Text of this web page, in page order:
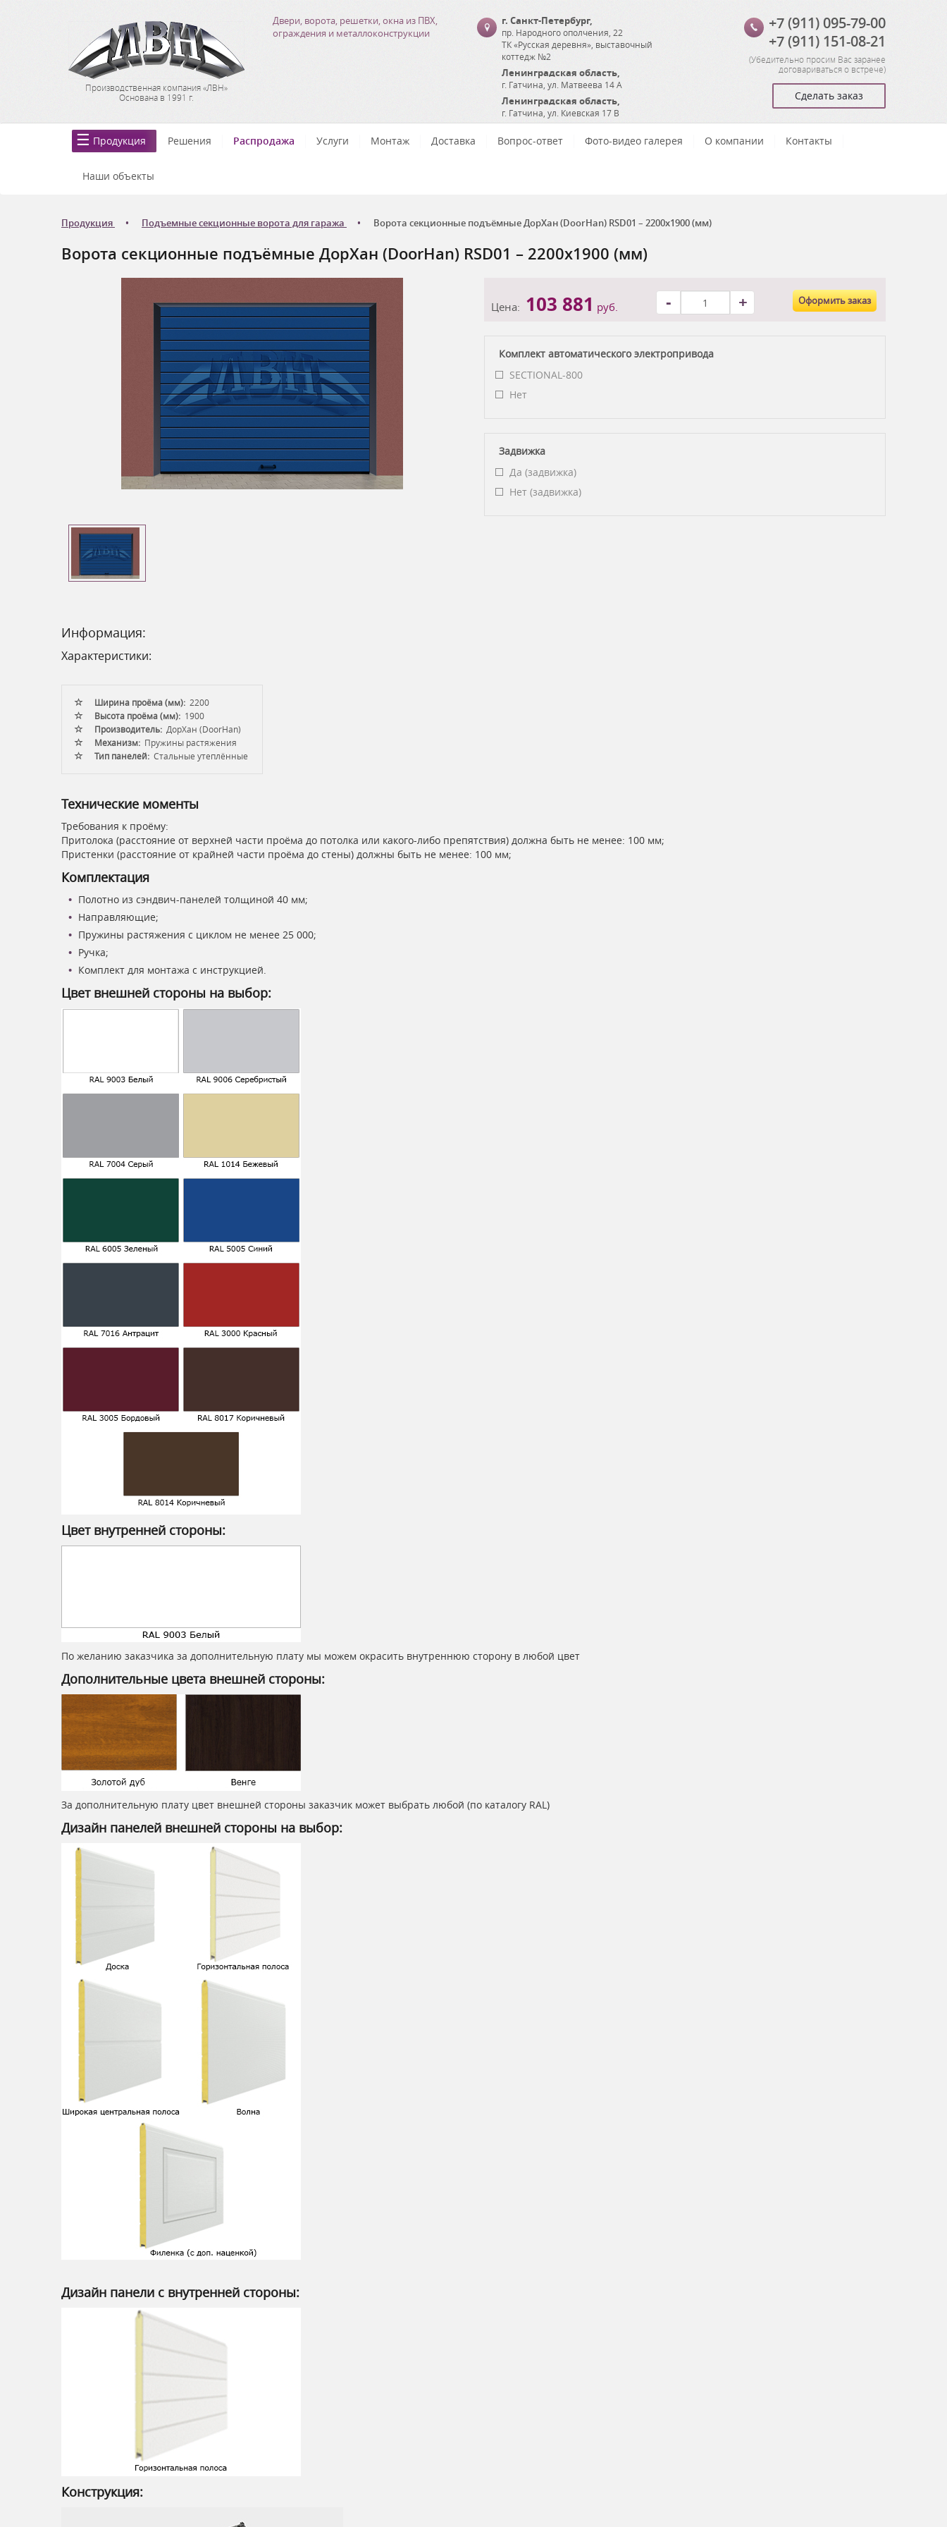
Производственная компания «ЛВН»
Основана в 1991 г.
Двери, ворота, решетки, окна из ПВХ,
ограждения и металлоконструкции
г. Санкт-Петербург,
пр. Народного ополчения, 22
ТК «Русская деревня», выставочный
коттедж №2
Ленинградская область,
г. Гатчина ул. Матвеева 14 А
Ленинградская область,
г. Гатчина ул. Киевская 17 В
+7 (911) 095-79-00
+7 (911) 151-08-21
(Убедительно просим Вас заранее
договариваться о встрече)
Сделать заказ
Продукция Решения Распродажа Услуги Монтаж Доставка Вопрос-ответ Фото-видео галерея О компании Контакты
Наши объекты
Продукция Подъемные секционные ворота для гаража Ворота секционные подъёмные ДорХан (DoorHan) RSD01 – 2200х1900 (мм)
Ворота секционные подъёмные ДорХан (DoorHan) RSD01 – 2200х1900 (мм)
Цена: 103 881 руб. - + Оформить заказ
Комплект автоматического электропривода
SECTIONAL-800
Нет
Задвижка
Да (задвижка)
Нет (задвижка)
Информация:
Характеристики:
Ширина проёма (мм): 2200
Высота проёма (мм): 1900
Производитель: ДорХан (DoorHan)
Механизм: Пружины растяжения
Тип панелей: Стальные утеплённые
Технические моменты
Требования к проёму:
Притолока (расстояние от верхней части проёма до потолка или какого-либо препятствия) должна быть не менее: 100 мм;
Пристенки (расстояние от крайней части проёма до стены) должны быть не менее: 100 мм;
Комплектация
Полотно из сэндвич-панелей толщиной 40 мм;
Направляющие;
Пружины растяжения с циклом не менее 25 000;
Ручка;
Комплект для монтажа с инструкцией.
Цвет внешней стороны на выбор:
Цвет внутренней стороны:
По желанию заказчика за дополнительную плату мы можем окрасить внутреннюю сторону в любой цвет
Дополнительные цвета внешней стороны:
За дополнительную плату цвет внешней стороны заказчик может выбрать любой (по каталогу RAL)
Дизайн панелей внешней стороны на выбор:
Дизайн панели с внутренней стороны:
Конструкция: